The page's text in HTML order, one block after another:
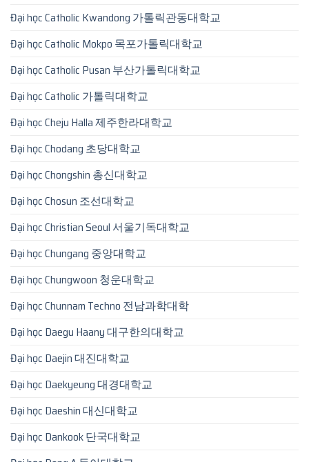
Đại học Catholic Kwandong 가톨릭관동대학교
Đại học Catholic Mokpo 목포가톨릭대학교
Đại học Catholic Pusan 부산가톨릭대학교
Đại học Catholic 가톨릭대학교
Đại học Cheju Halla 제주한라대학교
Đại học Chodang 초당대학교
Đại học Chongshin 총신대학교
Đại học Chosun 조선대학교
Đại học Christian Seoul 서울기독대학교
Đại học Chungang 중앙대학교
Đại học Chungwoon 청운대학교
Đại học Chunnam Techno 전남과학대학
Đại học Daegu Haany 대구한의대학교
Đại học Daejin 대진대학교
Đại học Daekyeung 대경대학교
Đại học Daeshin 대신대학교
Đại học Dankook 단국대학교